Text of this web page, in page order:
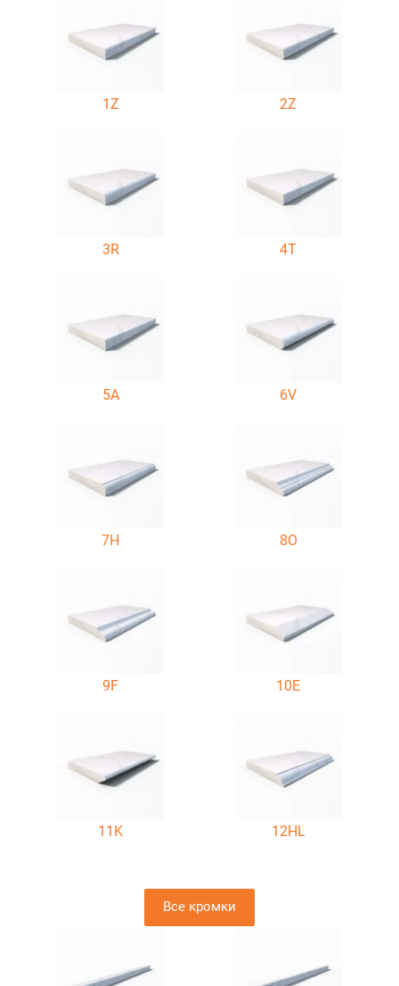
1Z 2Z
3R 4T
5A 6V
7H 8O
9F 10E
11K 12HL
Все кромки